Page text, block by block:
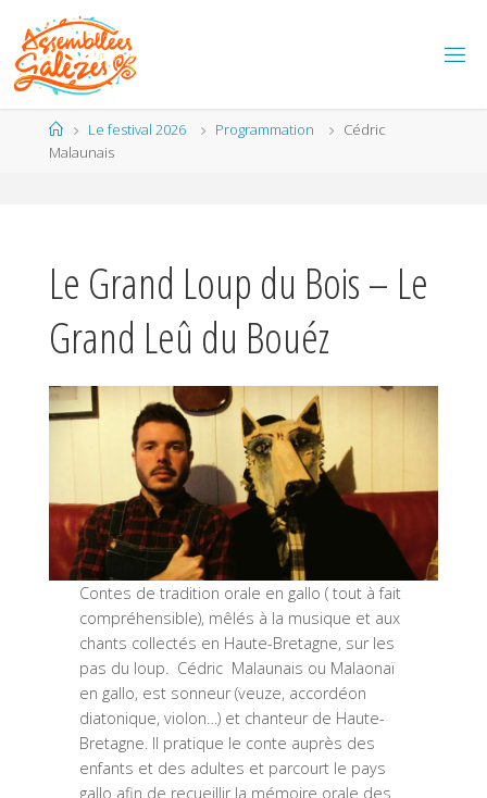
content
HomeLe festival 2026 Programmation
Cédric
Malaunais
Le Grand Loup du Bois – Le
Grand Leû du Bouéz
Contes de tradition orale en gallo ( tout à fait
compréhensible), mêlés à la musique et aux
chants collectés en Haute-Bretagne, sur les
pas du loup. Cédric Malaunais ou Malaonaï
en gallo, est sonneur (veuze, accordéon
diatonique, violon…) et chanteur de Haute-
Bretagne. Il pratique le conte auprès des
enfants et des adultes et parcourt le pays
gallo afin de recueillir la mémoire orale des